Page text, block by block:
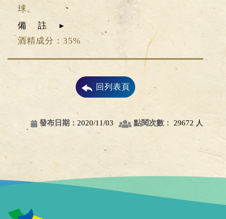
球。
備註
酒精成分：35%
回列表頁
發布日期： 2020/11/03 點閱次數： 29672 人
點選展開/點選收合選單功能